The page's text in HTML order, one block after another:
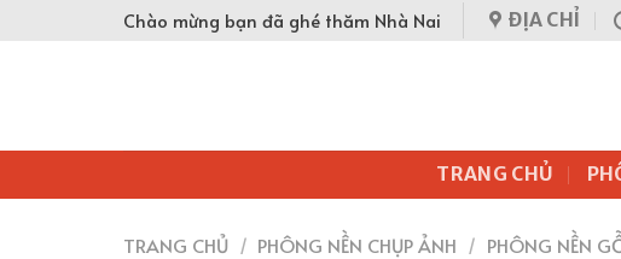
Chào mừng bạn đã ghé thăm Nhà Nai ĐỊA CHỈ
TRANG CHỦ
TRANG CHỦ / PHÔNG NỀN CHỤP ẢNH / PHÔNG NỀN